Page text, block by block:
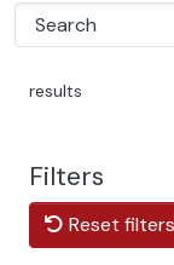
results
Filters
Reset filters